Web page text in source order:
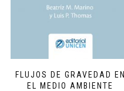
FLUJOS DE GRAVEDAD EN
EL MEDIO AMBIENTE